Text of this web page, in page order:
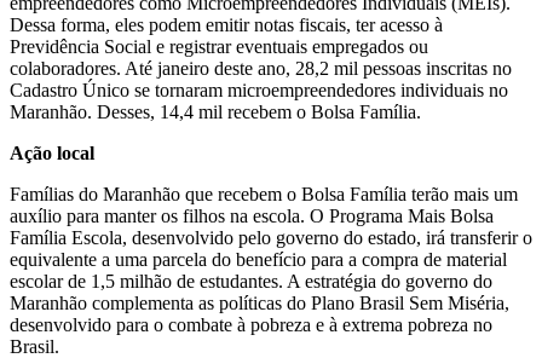
Dessa forma, eles podem emitir notas fiscais, ter acesso à
Previdência Social e registrar eventuais empregados ou
colaboradores. Até janeiro deste ano, 28,2 mil pessoas inscritas no
Cadastro Único se tornaram microempreendedores individuais no
Maranhão. Desses, 14,4 mil recebem o Bolsa Família.
Ação local
Famílias do Maranhão que recebem o Bolsa Família terão mais um
auxílio para manter os filhos na escola. O Programa Mais Bolsa
Família Escola, desenvolvido pelo governo do estado, irá transferir o
equivalente a uma parcela do benefício para a compra de material
escolar de 1,5 milhão de estudantes. A estratégia do governo do
Maranhão complementa as políticas do Plano Brasil Sem Miséria,
desenvolvido para o combate à pobreza e à extrema pobreza no
Brasil.